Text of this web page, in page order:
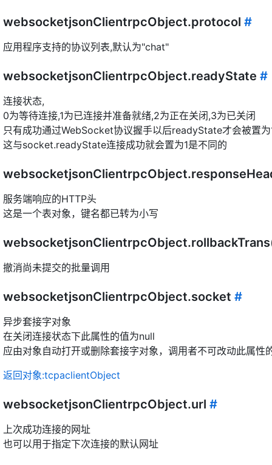
websocketjsonClientrpcObject.protocol #
应用程序支持的协议列表,默认为"chat"
websocketjsonClientrpcObject.readyState #
连接状态,
0为等待连接,1为已连接并准备就绪,2为正在关闭,3为已关闭
只有成功通过WebSocket协议握手以后readyState才会被置为
这与socket.readyState连接成功就会置为1是不同的
服务端响应的HTTP头
这是一个表对象，键名都已转为小写
撤消尚未提交的批量调用
websocketjsonClientrpcObject.socket #
异步套接字对象
在关闭连接状态下此属性的值为null
应由对象自动打开或删除套接字对象，调用者不可改动此属性
返回对象:tcpaclientObject
websocketjsonClientrpcObject.url #
上次成功连接的网址
也可以用于指定下次连接的默认网址